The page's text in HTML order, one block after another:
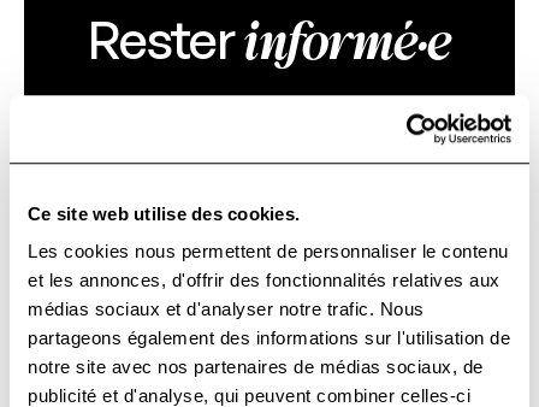
Ce site web utilise des cookies.
Les cookies nous permettent de personnaliser le contenu
et les annonces, d'offrir des fonctionnalités relatives aux
médias sociaux et d'analyser notre trafic. Nous
partageons également des informations sur l'utilisation de
notre site avec nos partenaires de médias sociaux, de
publicité et d'analyse, qui peuvent combiner celles-ci
Lauréats
Lauréats
Lauréats
Lauréats
2013
Lauréats
2012
Resterinformé·e
Recevez directement dans votre boîte toutes
les informations liées à la recherche et à
l'actualité de la Fondation Charcot.
Je m'inscris